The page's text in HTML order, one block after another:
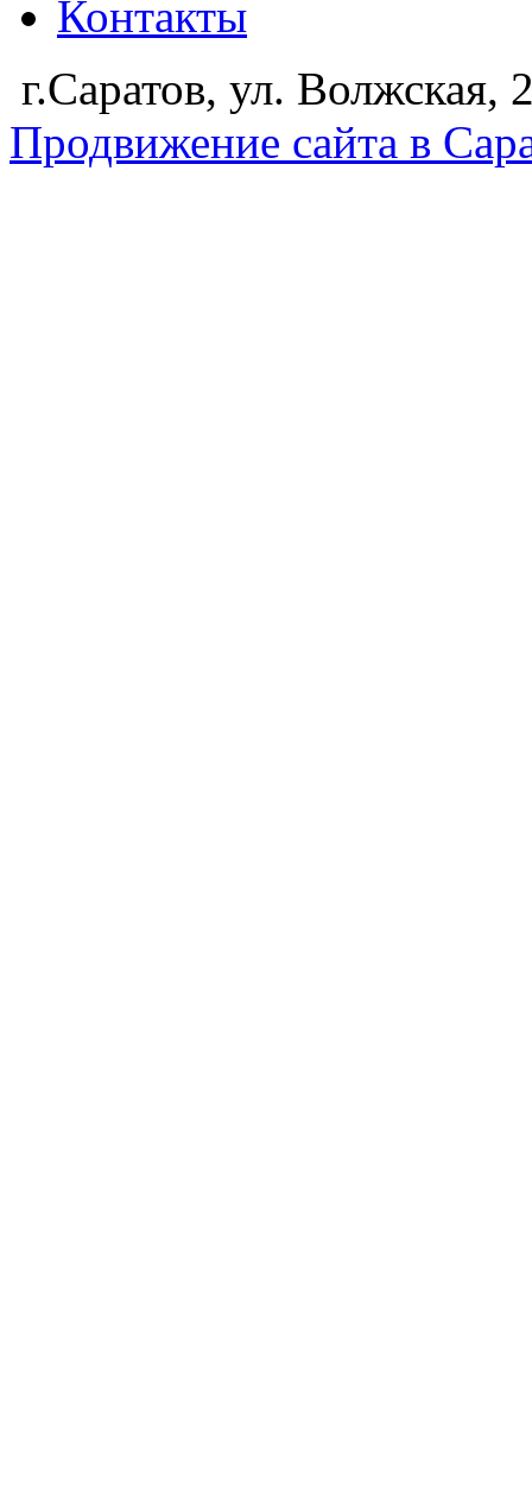
Контакты
г.Саратов, ул.
Продвижение сайта в